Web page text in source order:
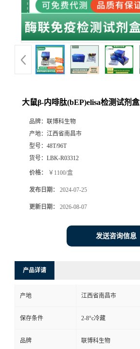
大鼠β-内啡肽(bEP)elisa检测试剂盒
品牌： 联博科生物
产地： 江西省南昌市
型号： 48T/96T
货号： LBK-R03312
价格： ￥1100/盒
发布日期： 2024-07-25
更新日期： 2026-08-07
发送咨询信息
产品详请
产地 江西省南昌市
保存条件 2-8°c冷藏
品牌 联博科生物